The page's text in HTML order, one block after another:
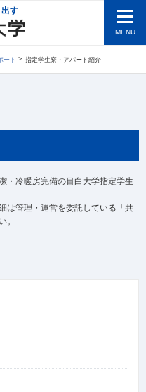
す
MENU
ート 指定学生寮・アパート紹介
・冷暖房完備の目白大学指定学生
は管理・運営を委託している「共
。